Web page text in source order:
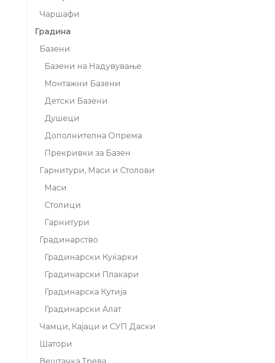
Чаршафи
Градина
Базени
Базени на Надувување
Монтажни Базени
Детски Базени
Душеци
Дополнителна Опрема
Прекривки за Базен
Гарнитури, Маси и Столови
Маси
Столици
Гарнитури
Градинарство
Градинарски Куќарки
Градинарски Плакари
Градинарска Кутија
Градинарски Алат
Чамци, Кајаци и СУП Даски
Шатори